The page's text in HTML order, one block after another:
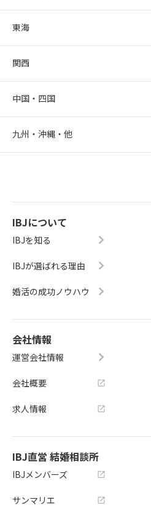
東海
関西
中国・四国
九州・沖縄・他
IBJについて
IBJを知る
IBJが選ばれる理由
婚活の成功ノウハウ
会社情報
運営会社情報
会社概要
求人情報
IBJ直営 結婚相談所
IBJメンバーズ
サンマリエ